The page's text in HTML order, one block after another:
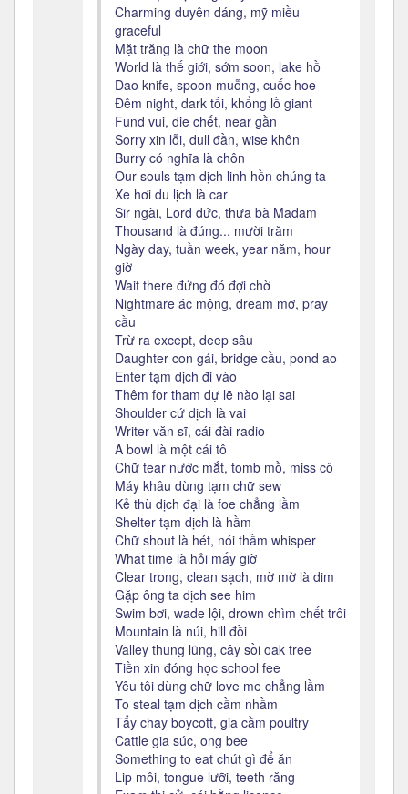
Charming duyên dáng, mỹ miều
graceful
Mặt trăng là chữ the moon
World là thế giới, sớm soon, lake hồ
Dao knife, spoon muỗng, cuốc hoe
Đêm night, dark tối, khổng lồ giant
Fund vui, die chết, near gần
Sorry xin lỗi, dull đần, wise khôn
Burry có nghĩa là chôn
Our souls tạm dịch linh hồn chúng ta
Xe hơi du lịch là car
Sir ngài, Lord đức, thưa bà Madam
Thousand là đúng... mười trăm
Ngày day, tuần week, year năm, hour
giờ
Wait there đứng đó đợi chờ
Nightmare ác mộng, dream mơ, pray
cầu
Trừ ra except, deep sâu
Daughter con gái, bridge cầu, pond ao
Enter tạm dịch đi vào
Thêm for tham dự lẽ nào lại sai
Shoulder cứ dịch là vai
Writer văn sĩ, cái đài radio
A bowl là một cái tô
Chữ tear nước mắt, tomb mồ, miss cô
Máy khâu dùng tạm chữ sew
Kẻ thù dịch đại là foe chẳng lầm
Shelter tạm dịch là hầm
Chữ shout là hét, nói thầm whisper
What time là hỏi mấy giờ
Clear trong, clean sạch, mờ mờ là dim
Gặp ông ta dịch see him
Swim bơi, wade lội, drown chìm chết trôi
Mountain là núi, hill đồi
Valley thung lũng, cây sồi oak tree
Tiền xin đóng học school fee
Yêu tôi dùng chữ love me chẳng lầm
To steal tạm dịch cầm nhầm
Tẩy chay boycott, gia cầm poultry
Cattle gia súc, ong bee
Something to eat chút gì để ăn
Lip môi, tongue lưỡi, teeth răng